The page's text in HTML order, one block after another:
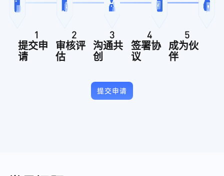
1
提交申
请
2
审核评
估
3
沟通共
创
4
签署协
议
5
成为伙
伴
提交申请